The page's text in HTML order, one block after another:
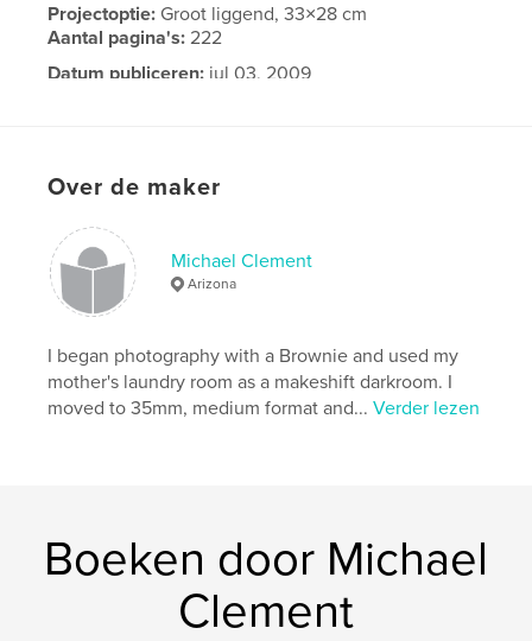
Projectoptie: Groot liggend, 33×28 cm
Aantal pagina's:222
Datum publiceren: jul 03, 2009
Over de maker
Michael Clement
Arizona
I began photography with a Brownie and used my
mother's laundry room as a makeshift darkroom. I
moved to 35mm, medium format and...Verder lezen
Boeken door Michael
Clement